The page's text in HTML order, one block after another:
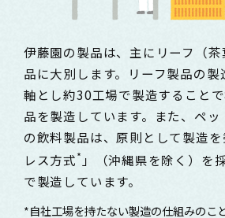
カテゴリーから探す
キーワードから探す
安全・安心への取組み
製品の原料産地
茶産地育成事業
茶殻リサイクルシステム
ウェルネスフォーラム
新俳句大賞
Green Tea for Good
未来の桜プロジェクト
店舗検索
通信販売トップ
THE ITOEN
Inner CHARM
伊藤園の製品は、主にリーフ（
品に大別します。リーフ製品の製
軸とし約30工場で製造すること
品を製造しています。また、ペ
の飲料製品は、原則として製造
レス方式* 」（沖縄県を除く）を
で製造しています。
*自社工場を持たない製造の仕組みのこ